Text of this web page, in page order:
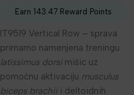
Earn 143.47 Reward Points
IT9519 Vertical Row – sprava
primarno namenjena treningu
latissimus dorsimišic uz
pomoćnu aktivaciju musculus
biceps brachiii deltoidnih